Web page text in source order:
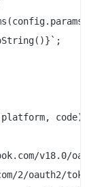
code)
v18.0/
2/oauth2/